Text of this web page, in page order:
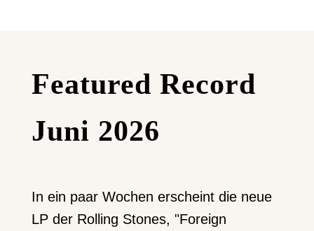
Featured Record
Juni 2026
In ein paar Wochen erscheint die neue
LP der Rolling Stones, "Foreign